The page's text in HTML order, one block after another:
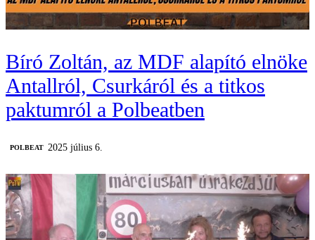
Bíró Zoltán, az MDF alapító elnöke
Antallról, Csurkáról és a titkos
paktumról a Polbeatben
‎POLBEAT 2025 július 6.